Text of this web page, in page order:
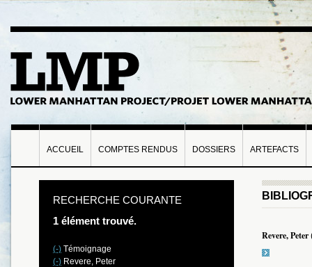
ACCUEIL COMPTES RENDUS DOSSIERS ARTEFACTS
Revere, Peter
RECHERCHE COURANTE
1 élément trouvé.
(-) Témoignage
(-) Revere, Peter